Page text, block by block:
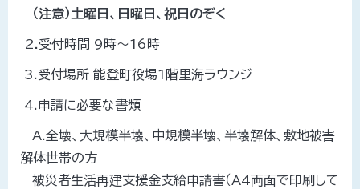
（注意）土曜日、日曜日、祝日のぞく
2.受付時間 9時～16時
3.受付場所 能登町役場1階里海ラウンジ
4.申請に必要な書類
A.全壊、大規模半壊、中規模半壊、半壊解体、敷地被害
解体世帯の方
被災者生活再建支援金支給申請書（A4両面で印刷して